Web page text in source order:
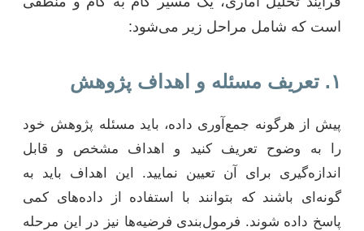
است که شامل مراحل زیر می‌شود:
۱. تعریف مسئله و اهداف پژوهش
پیش از هرگونه جمع‌آوری داده، باید مسئله پژوهش خود
را به وضوح تعریف کنید و اهداف مشخص و قابل
اندازه‌گیری برای آن تعیین نمایید. این اهداف باید به
گونه‌ای باشند که بتوانند با استفاده از داده‌های کمی
پاسخ داده شوند. فرمول‌بندی فرضیه‌ها نیز در این مرحله